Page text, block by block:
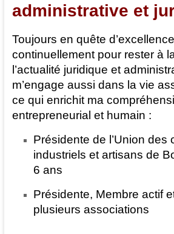
administrative et
Toujours en quête
continuellement pour rester à
l’actualité juridique et
m’engage aussi dans la vie
ce qui enrichit ma
entrepreneurial et humain :
Présidente de l’Union des
industriels et artisans de
6 ans
Présidente, Membre actif
plusieurs associations